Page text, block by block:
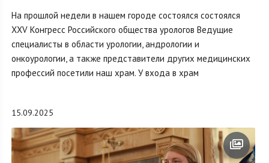
На прошлой недели в нашем городе состоялся состоялся
XXV Конгресс Российского общества урологов Ведущие
специалисты в области урологии, андрологии и
онкоурологии, а также представители других медицинских
профессий посетили наш храм. У входа в храм
15.09.2025